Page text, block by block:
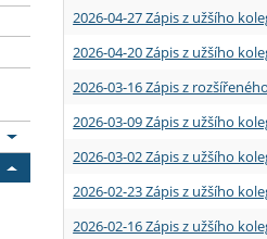
Absolventi fakulty
Vyjíždějící zaměstnanci
2026-04-27 Zápis z užšího
2026-04-20 Zápis z užšího
2026-03-16 Zápis z
2026-03-09 Zápis z užšího
2026-03-02 Zápis z užšího
2026-02-23 Zápis z užšího
2026-02-16 Zápis z užšího